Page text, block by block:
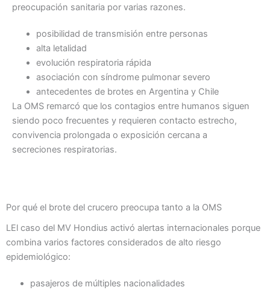
preocupación sanitaria por varias razones.
posibilidad de transmisión entre personas
alta letalidad
evolución respiratoria rápida
asociación con síndrome pulmonar severo
antecedentes de brotes en Argentina y Chile
La OMS remarcó que los contagios entre humanos siguen
siendo poco frecuentes y requieren contacto estrecho,
convivencia prolongada o exposición cercana a
secreciones respiratorias.
Por qué el brote del crucero preocupa tanto a la OMS
LEl caso del MV Hondius activó alertas internacionales porque
combina varios factores considerados de alto riesgo
epidemiológico:
pasajeros de múltiples nacionalidades